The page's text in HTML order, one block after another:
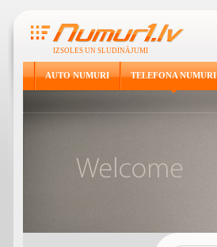
IZSOLES UN SLUDINĀJUMI
AUTO NUMURI TELEFONA NUMURI